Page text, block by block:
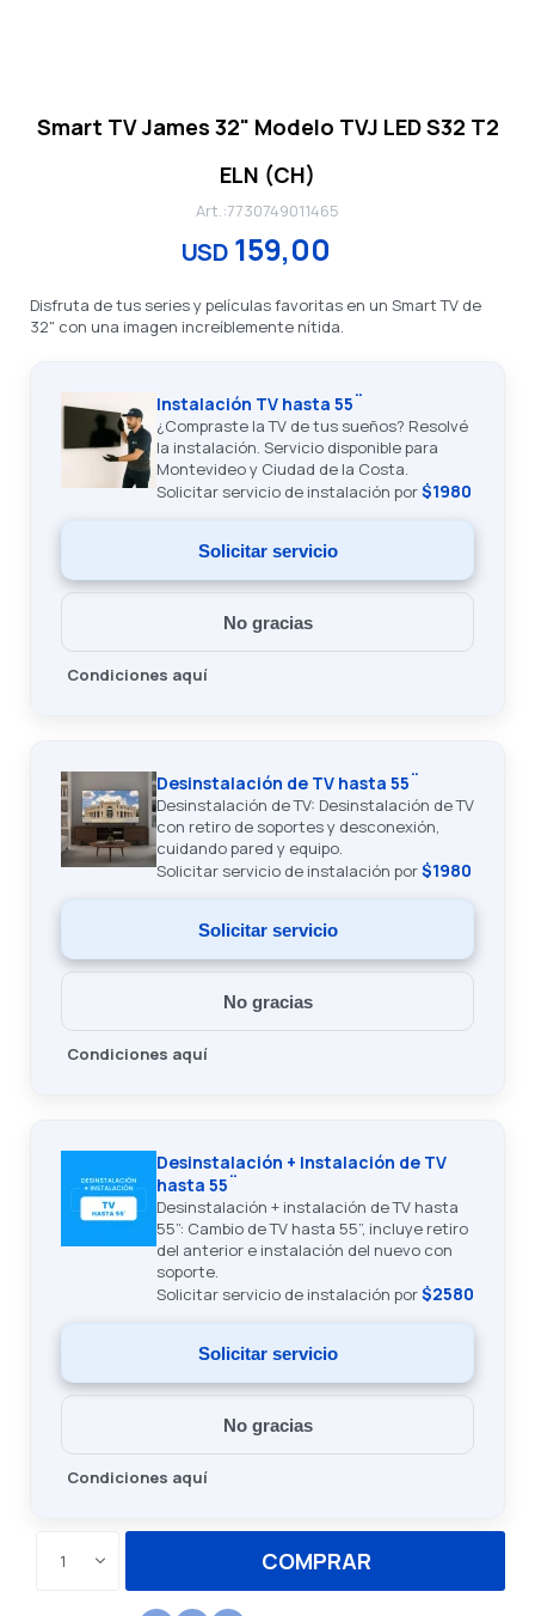
Smart TV James 32" Modelo TVJ LED S32 T2
ELN (CH)
7730749011465
USD 159,00
Disfruta de tus series y películas favoritas en un Smart TV de
32" con una imagen increíblemente nítida.
Instalación TV hasta 55¨
¿Compraste la TV de tus sueños? Resolvé
la instalación. Servicio disponible para
Montevideo y Ciudad de la Costa.
Solicitar servicio de instalación por$1980
Solicitar servicio
No gracias
Condiciones aquí
Desinstalación de TV hasta 55¨
Desinstalación de TV: Desinstalación de TV
con retiro de soportes y desconexión,
cuidando pared y equipo.
Solicitar servicio de instalación por$1980
Solicitar servicio
No gracias
Condiciones aquí
Desinstalación + Instalación de TV
hasta 55¨
Desinstalación + instalación de TV hasta
55”: Cambio de TV hasta 55”, incluye retiro
del anterior e instalación del nuevo con
soporte.
Solicitar servicio de instalación por$2580
Solicitar servicio
No gracias
Condiciones aquí
1 COMPRAR